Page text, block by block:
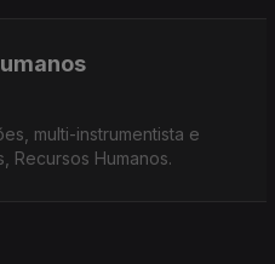
multi-instrumentista e
Recursos Humanos.